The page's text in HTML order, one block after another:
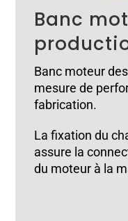
Banc
Banc moteur
mesure de
fabrication.
La fixation du
assure la
du moteur à la